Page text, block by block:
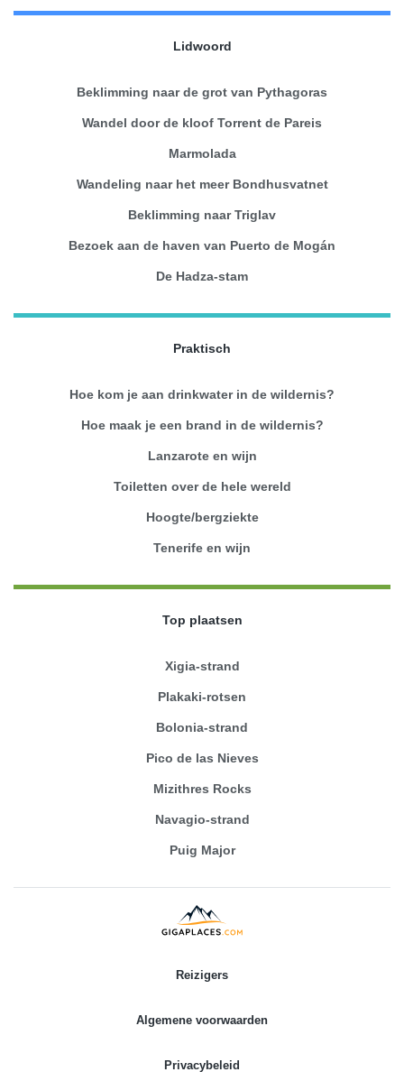
Lidwoord
Beklimming naar de grot van Pythagoras
Wandel door de kloof Torrent de Pareis
Marmolada
Wandeling naar het meer Bondhusvatnet
Beklimming naar Triglav
Bezoek aan de haven van Puerto de Mogán
De Hadza-stam
Praktisch
Hoe kom je aan drinkwater in de wildernis?
Hoe maak je een brand in de wildernis?
Lanzarote en wijn
Toiletten over de hele wereld
Hoogte/bergziekte
Tenerife en wijn
Top plaatsen
Xigia-strand
Plakaki-rotsen
Bolonia-strand
Pico de las Nieves
Mizithres Rocks
Navagio-strand
Puig Major
Reizigers
Algemene voorwaarden
Privacybeleid